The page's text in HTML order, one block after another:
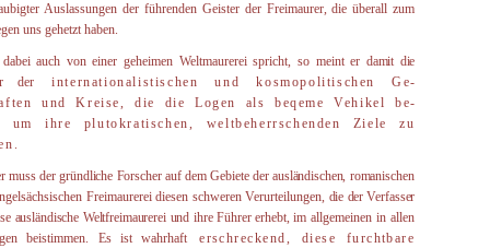
Auslassungen der führenden Geister der Freimaurer, die überall zum
uns gehetzt haben.
auch von einer geheimen Weltmaurerei spricht, so meint er damit die
derinternationalistischen und kosmopolitischen Ge­
und Kreise, die die Logen als beqeme Vehikel be­
um ihre plutokratischen, weltbeherrschenden Ziele zu
.
muss der gründliche Forscher auf dem Gebiete der ausländischen, roma­nischen
Freimaurerei diesen schweren Verurteilungen, die der Verfasser
ausländische Weltfreimaurerei und ihre Führer erhebt, im allgemeinen in allen
beistimmen. Es ist wahrhafterschrec­kend, diese furchtbare